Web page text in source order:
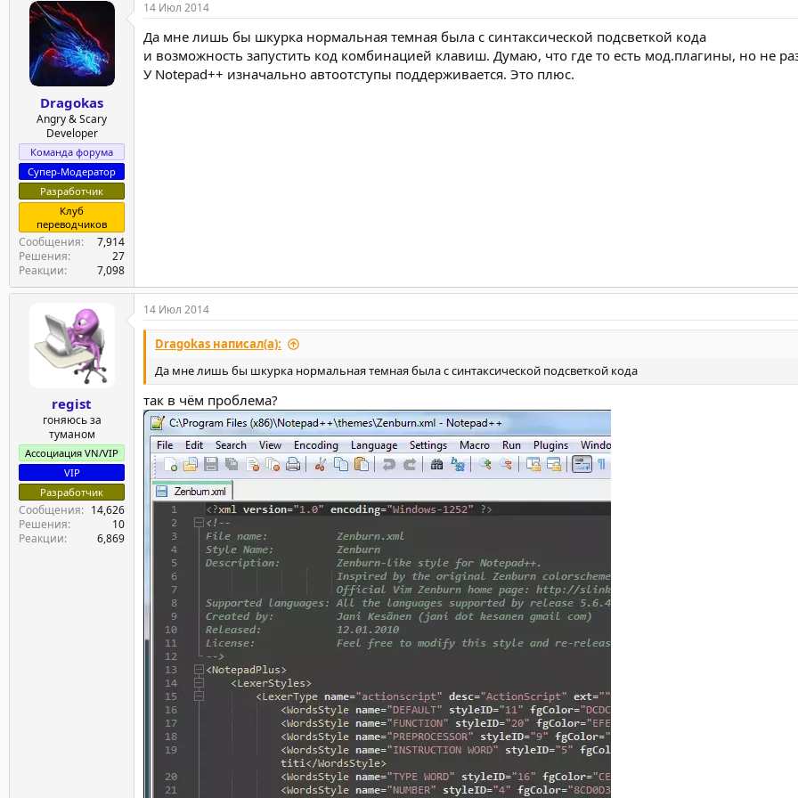
Dragokas
Angry & Scary
Developer
Команда форума
Супер-Модератор
Разработчик
Клуб
переводчиков
Сообщения
7,914
Решения
27
Реакции
7,098
14 Июл 2014
Да мне лишь бы шкурка нормальная темная была с синтаксической подсветкой кода
и возможность запустить код комбинацией клавиш. Думаю, что где то есть мод.плагины, но не
У Notepad++ изначально автоотступы поддерживается. Это плюс.
regist
гоняюсь за
туманом
Ассоциация VN/VIP
VIP
Разработчик
Сообщения
14,626
Решения
10
Реакции
6,869
14 Июл 2014
Dragokas написал(а):
Да мне лишь бы шкурка нормальная темная была с синтаксической подсветкой кода
так в чём проблема?